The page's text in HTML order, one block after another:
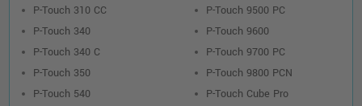
P-Touch 310 CC
P-Touch 340
P-Touch 340 C
P-Touch 350
P-Touch 540
P-Touch 9500 PC
P-Touch 9600
P-Touch 9700 PC
P-Touch 9800 PCN
P-Touch Cube Pro